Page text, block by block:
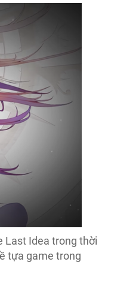
Last Idea trong thời
tựa game trong